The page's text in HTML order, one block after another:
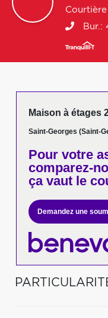
Bur.:
Maison à étages
Saint-Georges (Saint-
Pour votre
comparez-
ça vaut le
Demandez une